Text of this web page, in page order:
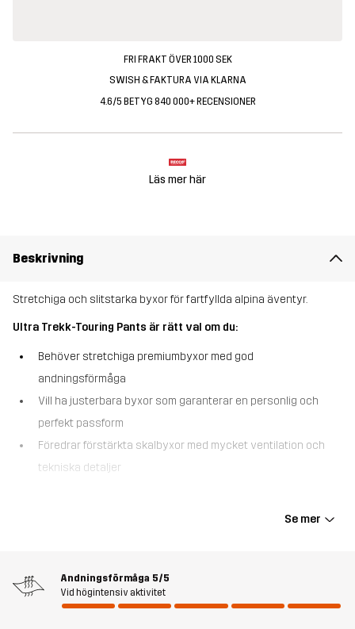
FRI FRAKT ÖVER 1000 SEK
SWISH & FAKTURA VIA KLARNA
4.6/5 BETYG 840 000+ RECENSIONER
Läs mer här
Beskrivning
Stretchiga och slitstarka byxor för fartfyllda alpina äventyr.
Ultra Trekk-Touring Pants är rätt val om du:
Behöver stretchiga premiumbyxor med god
andningsförmåga
Vill ha justerbara byxor som garanterar en personlig och
perfekt passform
Föredrar förstärkta skalbyxor med mycket ventilation och
tekniska detaljer
och levererar en perfekt balans mellan andningsförmåga,
lättare regn samtidigt som de följer dina rörelser vid intensiva
aktiviteter. Alla dragkedjor är vattenavvisande YKK® för extra
slitstyrka. Ventilationsdragkedjor längs sidorna med meshpaneler
Se mer
Andningsförmåga 5/5
Vid högintensiv aktivitet